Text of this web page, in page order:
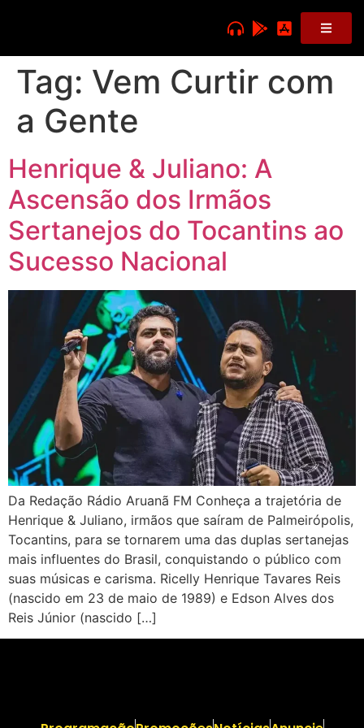
Tag: Vem Curtir com
a Gente
Henrique & Juliano: A
Ascensão dos Irmãos
Sertanejos do Tocantins ao
Sucesso Nacional
Da Redação Rádio Aruanã FM Conheça a trajetória de
Henrique & Juliano, irmãos que saíram de Palmeirópolis,
Tocantins, para se tornarem uma das duplas sertanejas
mais influentes do Brasil, conquistando o público com
suas músicas e carisma. Ricelly Henrique Tavares Reis
(nascido em 23 de maio de 1989) e Edson Alves dos
Reis Júnior (nascido […]